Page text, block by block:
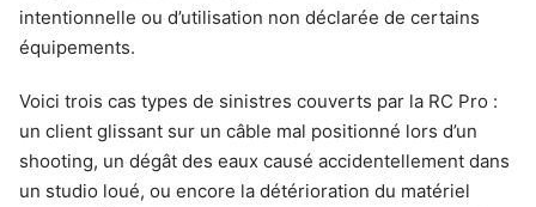
intentionnelle ou d’utilisation non déclarée de certains
équipements.
Voici trois cas types de sinistres couverts par la RC Pro :
un client glissant sur un câble mal positionné lors d’un
shooting, un dégât des eaux causé accidentellement dans
un studio loué, ou encore la détérioration du matériel